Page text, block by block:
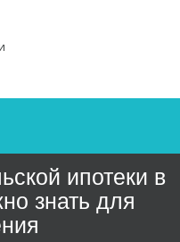
ипотеки в
знать для